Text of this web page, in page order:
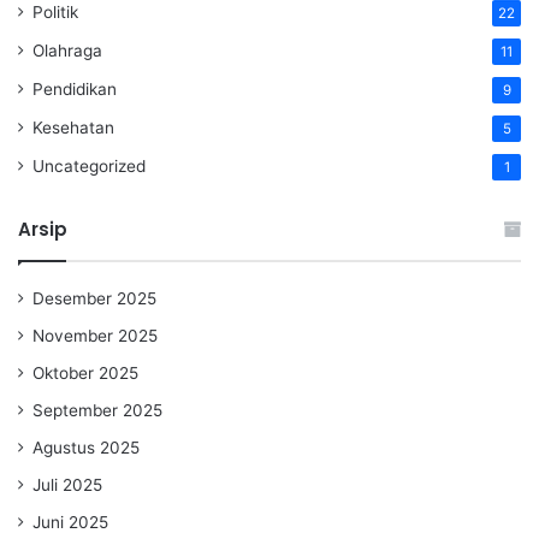
Politik 22
Olahraga 11
Pendidikan 9
Kesehatan 5
Uncategorized 1
Arsip
Desember 2025
November 2025
Oktober 2025
September 2025
Agustus 2025
Juli 2025
Juni 2025